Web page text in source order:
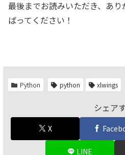
最後までお読みいただき、あ
ばってください！
Python python xlwings
シェア
X
LINE